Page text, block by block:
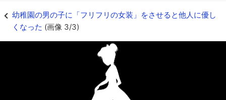
幼稚園の男の子に「フリフリの女装」をさせると他人に優し
くなった (画像 3/3)